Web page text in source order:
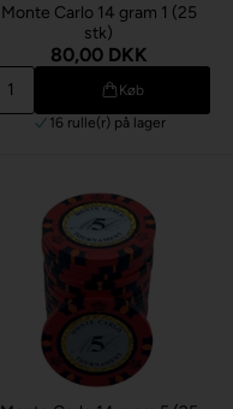
Monte Carlo 14 gram 1 (25
stk)
80,00 DKK
Køb
16 rulle(r) på lager